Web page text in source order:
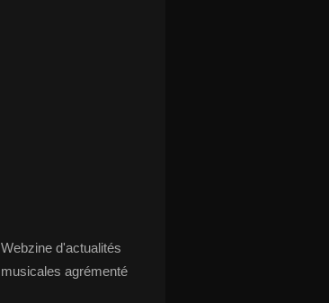
Webzine d'actualités
musicales agrémenté